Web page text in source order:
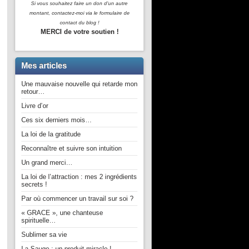
Si vous souhaitez faire un don d'un autre
montant, contactez-moivia le formulaire de
contact du blog !
MERCI de votre soutien !
Mes articles
Une mauvaise nouvelle qui retarde mon
retour…
Livre d’or
Ces six derniers mois…
La loi de la gratitude
Reconnaître et suivre son intuition
Un grand merci…
La loi de l’attraction : mes 2 ingrédients
secrets !
Par où commencer un travail sur soi ?
« GRACE », une chanteuse
spirituelle…
Sublimer sa vie